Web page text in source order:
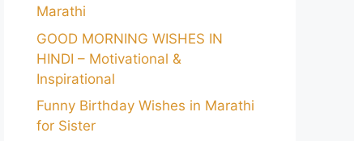
Marathi
GOOD MORNING WISHES IN
HINDI – Motivational &
Inspirational
Funny Birthday Wishes in Marathi
for Sister